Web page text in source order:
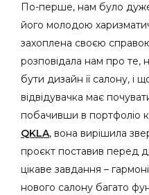
По-перше, нам було
його молодою
захоплена своєю
розповідала нам про те,
бути дизайн її салону, і
відвідувачка має
побачивши в портфоліо
QKLA, вона вирішила
проєкт поставив перед
цікаве завдання –
нового салону багато